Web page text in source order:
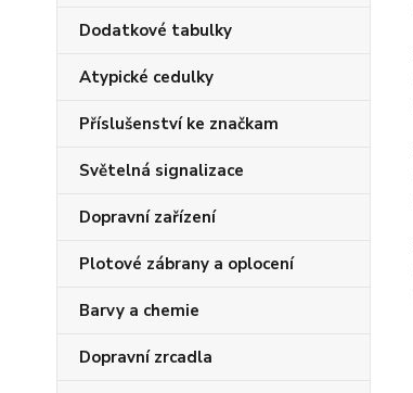
Dodatkové tabulky
Atypické cedulky
Příslušenství ke značkam
Světelná signalizace
Dopravní zařízení
Plotové zábrany a oplocení
Barvy a chemie
Dopravní zrcadla